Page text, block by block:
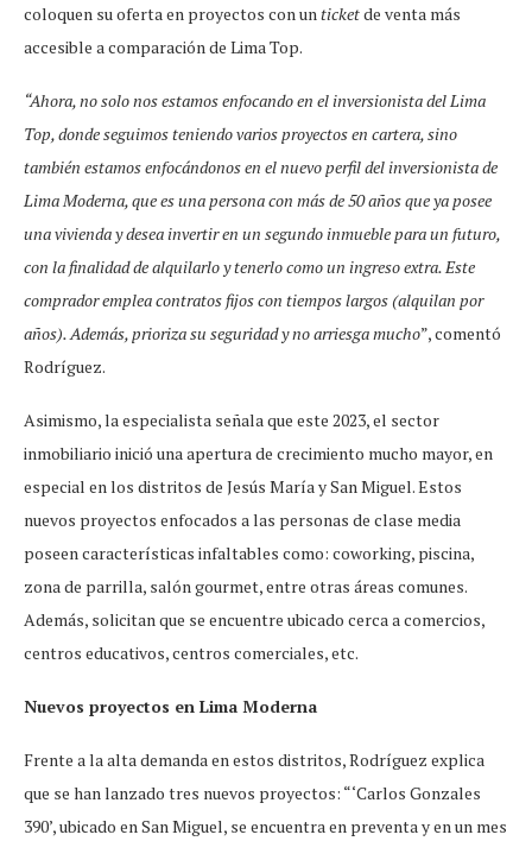
coloquen su oferta en proyectos con un ticketde venta más
accesible a comparación de Lima Top.
“Ahora, no solo nos estamos enfocando en el inversionista del Lima
Top, donde seguimos teniendo varios proyectos en cartera, sino
también estamos enfocándonos en el nuevo perfil del inversionista de
Lima Moderna, que es una persona con más de 50 años que ya posee
una vivienda y desea invertir en un segundo inmueble para un futuro,
con la finalidad de alquilarlo y tenerlo como un ingreso extra. Este
comprador emplea contratos fijos con tiempos largos (alquilan por
años). Además, prioriza su seguridad y no arriesga mucho”, comentó
Rodríguez.
Asimismo, la especialista señala que este 2023, el sector
inmobiliario inició una apertura de crecimiento mucho mayor, en
especial en los distritos de Jesús María y San Miguel. Estos
nuevos proyectos enfocados a las personas de clase media
poseen características infaltables como: coworking, piscina,
zona de parrilla, salón gourmet, entre otras áreas comunes.
Además, solicitan que se encuentre ubicado cerca a comercios,
centros educativos, centros comerciales, etc.
Nuevos proyectos en Lima Moderna
Frente a la alta demanda en estos distritos, Rodríguez explica
que se han lanzado tres nuevos proyectos: “‘Carlos Gonzales
390’, ubicado en San Miguel, se encuentra en preventa y en un mes